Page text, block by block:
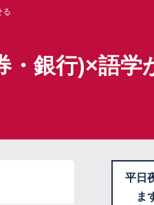
る
・銀行)×語
平日
ま